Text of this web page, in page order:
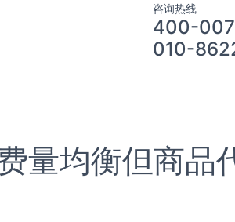
咨询热线
400-
010-
量均衡但商品